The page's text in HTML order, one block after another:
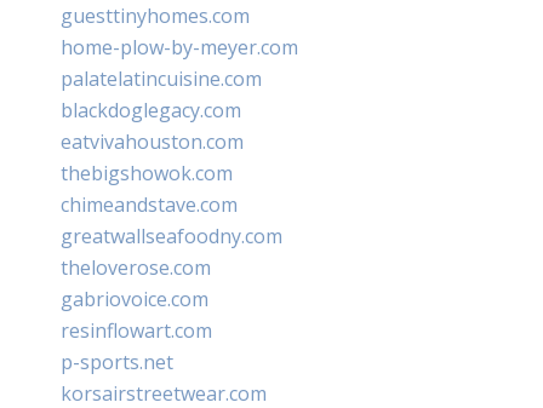
guesttinyhomes.com
home-plow-by-meyer.com
palatelatincuisine.com
blackdoglegacy.com
eatvivahouston.com
thebigshowok.com
chimeandstave.com
greatwallseafoodny.com
theloverose.com
gabriovoice.com
resinflowart.com
p-sports.net
korsairstreetwear.com